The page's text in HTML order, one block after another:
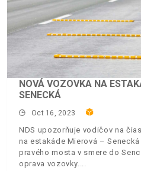
NOVÁ VOZOVKA NA
SENECKÁ
Oct 16, 2023
NDS upozorňuje vodičov na
na estakáde Mierová –
pravého mosta v smere do
oprava vozovky.